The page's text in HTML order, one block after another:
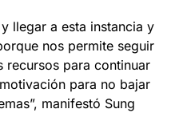
llegar a esta instancia y
nos permite seguir
recursos para continuar
para no bajar
manifestó Sung